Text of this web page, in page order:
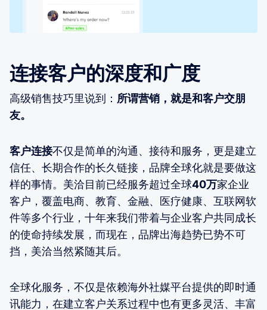
连接客户的深度和广度
高级销售技巧里说到： 所谓营销，就是和客户交朋
友。
客户连接不仅是简单的沟通、接待和服务，更是建立
信任、长期合作的长久链接，品牌全球化就是要做这
样的事情。美洽目前已经服务超过全球40万家企业
客户，覆盖电商、教育、金融、医疗健康、互联网软
件等多个行业，十年来我们带着与企业客户共同成长
的使命持续发展，而现在，品牌出海趋势已势不可
挡，美洽当然紧随其后。
全球化服务，不仅是依赖海外社媒平台提供的即时通
讯能力，在建立客户关系过程中也有更多灵活、丰富